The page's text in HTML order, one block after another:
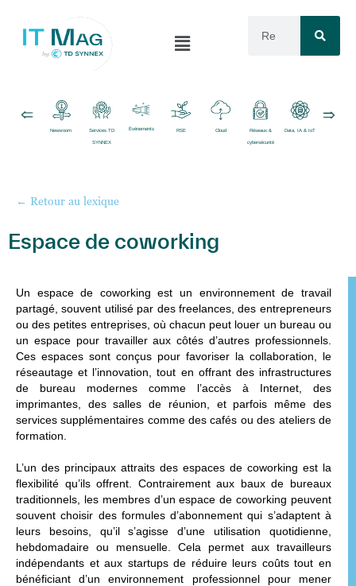
Newsroom Services TD
SYNNEX
Événements RSE Cloud Réseaux &
cybersécurité
Data, IA & IoT
← Retour au lexique
Espace de coworking
Un espace de coworkingest un environnement de travail
partagé, souvent utilisé par des freelances, des entrepreneurs
ou des petites entreprises, où chacun peut louer un bureau ou
un espace pour travailler aux côtés d’autres professionnels.
Ces espaces sont conçus pour favoriser la collaboration, le
réseautage et l’innovation, tout en offrant des infrastructures
de bureau modernes comme l’accès à Internet, des
imprimantes, des salles de réunion, et parfois même des
services supplémentaires comme des cafés ou des ateliers de
formation.
L’un des principaux attraits des espaces de coworking est la
flexibilité qu’ils offrent. Contrairement aux baux de bureaux
traditionnels, les membres d’un espace de coworking peuvent
souvent choisir des formules d’abonnement qui s’adaptent à
leurs besoins, qu’il s’agisse d’une utilisation quotidienne,
hebdomadaire ou mensuelle. Cela permet aux travailleurs
indépendants et aux startups de réduire leurs coûts tout en
bénéficiant d’un environnement professionnel pour mener